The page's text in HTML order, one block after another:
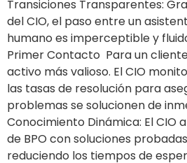
Transiciones Transparentes:
del CIO, el paso entre un
humano es imperceptible y
Primer Contacto Para un
activo más valioso. El CIO
las tasas de resolución para
problemas se solucionen de
Conocimiento Dinámica: El CIO
de BPO con soluciones
reduciendo los tiempos de